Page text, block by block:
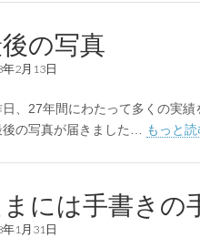
の写真
年2月13日
、27年間にわたって多くの実績
後の写真が届きました… もっと
には手書きの
年1月31日